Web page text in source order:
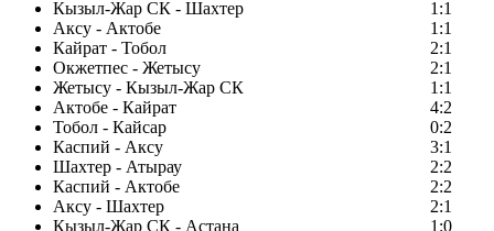
Кызыл-Жар СК - Шахтер
1:1
Аксу - Актобе
1:1
Кайрат - Тобол
2:1
Окжетпес - Жетысу
2:1
Жетысу - Кызыл-Жар СК
1:1
Актобе - Кайрат
4:2
Тобол - Кайсар
0:2
Каспий - Аксу
3:1
Шахтер - Атырау
2:2
Каспий - Актобе
2:2
Аксу - Шахтер
2:1
Кызыл-Жар СК - Астана
1:0